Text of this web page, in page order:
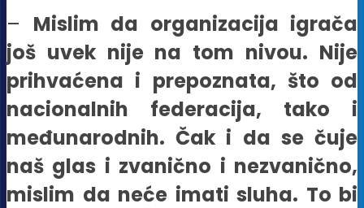
– Mislim da organizacija igrača
još uvek nije na tom nivou. Nije
prihvaćena i prepoznata, što od
nacionalnih federacija, tako i
međunarodnih. Čak i da se čuje
naš glas i zvanično i nezvanično,
mislim da neće imati sluha. To bi